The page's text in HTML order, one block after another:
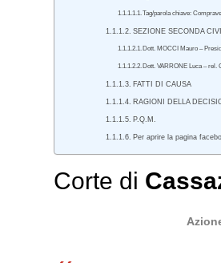
Tag/parola chiave:
SEZIONE SECONDA
Dott. MOCCI Mauro –
Dott. VARRONE Luca – rel.
FATTI DI CAUSA
RAGIONI DELLA
P.Q.M.
Per aprire la pagina
Corte di